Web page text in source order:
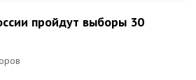
пройдут выборы 30